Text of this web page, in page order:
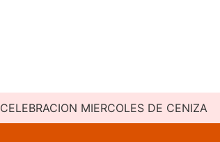
CELEBRACION MIERCOLES DE CENIZA